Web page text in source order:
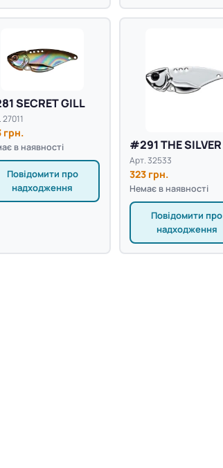
SECRET GILL
грн.
в наявності
Повідомити про
надходження
#291 THE SILVER
Арт. 32533
323 грн.
Немає в наявності
Повідомити про
надходження